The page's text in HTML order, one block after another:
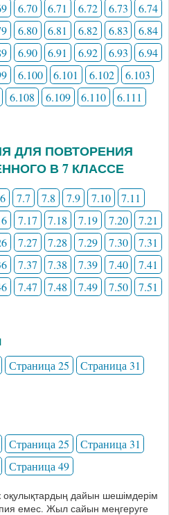
6.70 6.71 6.72 6.73
6.74
6.80 6.81 6.82 6.83
6.84
6.90 6.91 6.92 6.93
6.94
6.100 6.101 6.102
6.103
6.108 6.109 6.110
6.111
ДЛЯ ПОВТОРЕНИЯ
В 7 КЛАССЕ
7.7 7.8 7.9 7.10
7.11
7.17 7.18 7.19 7.20
7.21
7.27 7.28 7.29 7.30
7.31
7.37 7.38 7.39 7.40
7.41
7.47 7.48 7.49 7.50
7.51
Страница 25
Страница 31
Страница 25
Страница 31
Страница 49
дайын шешімдерім
емес. Жыл сайын меңгеруге